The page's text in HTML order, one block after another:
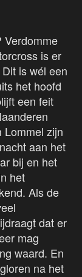
Verdomme
is er
is wél een
het hoofd
een feit
Lommel zijn
aan het
bij en het
het
Als de
dat er
mag
waard. En
na het